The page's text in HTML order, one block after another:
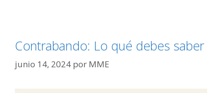
Contrabando: Lo qué debes saber
junio 14, 2024 por MME